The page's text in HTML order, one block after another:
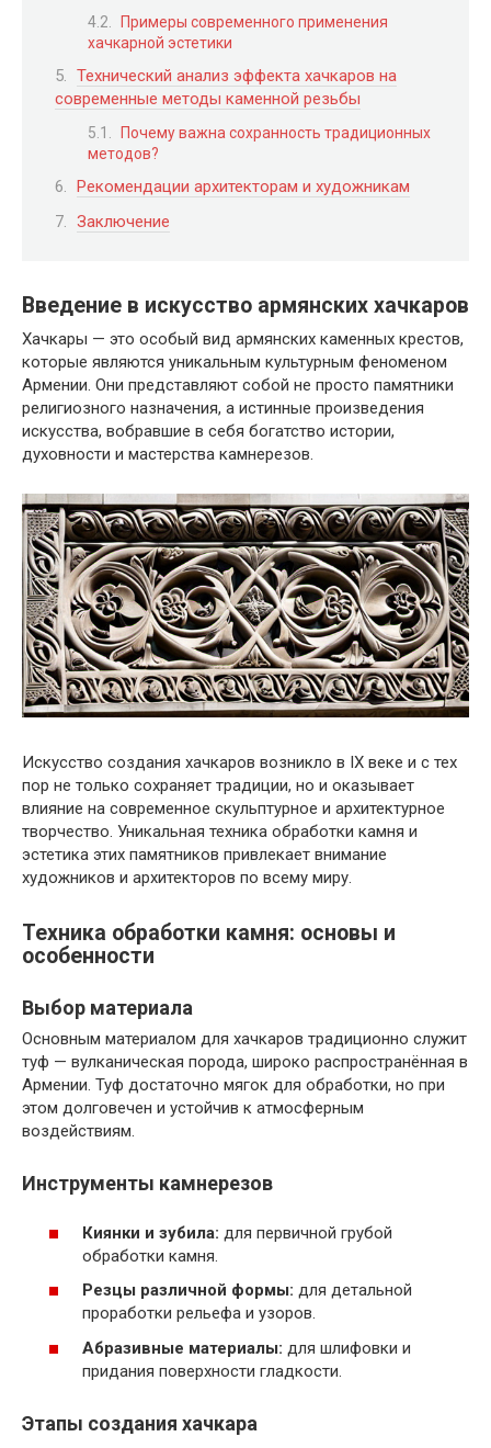
Примеры современного применения
хачкарной эстетики
Технический анализ эффекта хачкаров на
современные методы каменной резьбы
Почему важна сохранность традиционных
методов?
Рекомендации архитекторам и художникам
Заключение
Введение в искусство армянских хачкаров
Хачкары — это особый вид армянских каменных крестов,
которые являются уникальным культурным феноменом
Армении. Они представляют собой не просто памятники
религиозного назначения, а истинные произведения
искусства, вобравшие в себя богатство истории,
духовности и мастерства камнерезов.
Искусство создания хачкаров возникло в IX веке и с тех
пор не только сохраняет традиции, но и оказывает
влияние на современное скульптурное и архитектурное
творчество. Уникальная техника обработки камня и
эстетика этих памятников привлекает внимание
художников и архитекторов по всему миру.
Техника обработки камня: основы и
особенности
Выбор материала
Основным материалом для хачкаров традиционно служит
туф — вулканическая порода, широко распространённая в
Армении. Туф достаточно мягок для обработки, но при
этом долговечен и устойчив к атмосферным
воздействиям.
Инструменты камнерезов
Киянки и зубила: для первичной грубой
обработки камня.
Резцы различной формы: для детальной
проработки рельефа и узоров.
Абразивные материалы: для шлифовки и
придания поверхности гладкости.
Этапы создания хачкара